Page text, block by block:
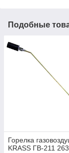
Подобные
Горелка
KRASS ГВ-211